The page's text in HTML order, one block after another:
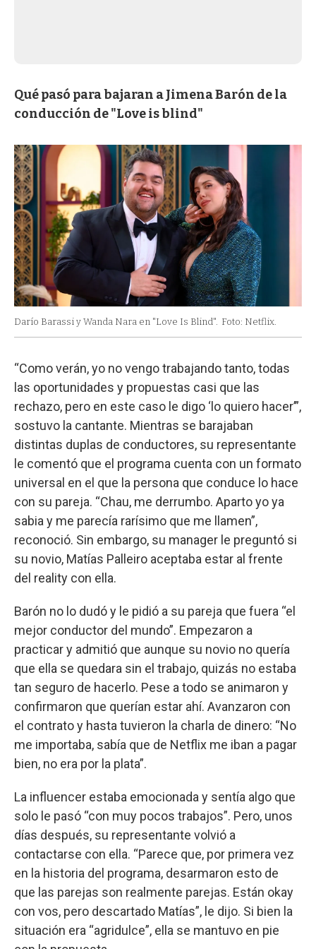
Qué pasó para bajaran a Jimena Barón de la
conducción de "Love is blind"
Darío Barassi y Wanda Nara en "Love Is Blind". Foto: Netflix.
“Como verán, yo no vengo trabajando tanto, todas
las oportunidades y propuestas casi que las
rechazo, pero en este caso le digo ‘lo quiero hacer’”,
sostuvo la cantante. Mientras se barajaban
distintas duplas de conductores, su representante
le comentó que el programa cuenta con un formato
universal en el que la persona que conduce lo hace
con su pareja. “Chau, me derrumbo. Aparto yo ya
sabia y me parecía rarísimo que me llamen”,
reconoció. Sin embargo, su manager le preguntó si
su novio, Matías Palleiro aceptaba estar al frente
del reality con ella.
Barón no lo dudó y le pidió a su pareja que fuera “el
mejor conductor del mundo”. Empezaron a
practicar y admitió que aunque su novio no quería
que ella se quedara sin el trabajo, quizás no estaba
tan seguro de hacerlo. Pese a todo se animaron y
confirmaron que querían estar ahí. Avanzaron con
el contrato y hasta tuvieron la charla de dinero: “No
me importaba, sabía que de Netflix me iban a pagar
bien, no era por la plata”.
La influencer estaba emocionada y sentía algo que
solo le pasó “con muy pocos trabajos”. Pero, unos
días después, su representante volvió a
contactarse con ella. “Parece que, por primera vez
en la historia del programa, desarmaron esto de
que las parejas son realmente parejas. Están okay
con vos, pero descartado Matías”, le dijo. Si bien la
situación era “agridulce”, ella se mantuvo en pie